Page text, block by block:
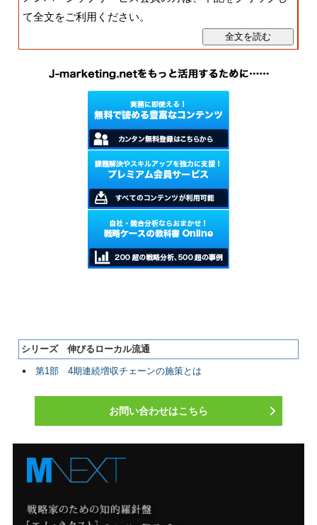
て全文をご利用ください。
シリーズ 伸びるローカル流通
第1部 4期連続増収チェーンの施策とは
お問い合わせはこちら